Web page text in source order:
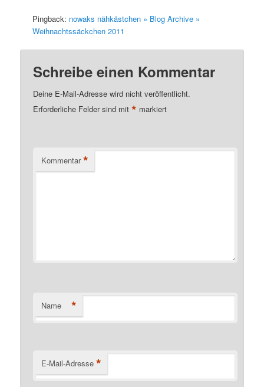
Pingback: nowaks nähkästchen » Blog Archive »
Weihnachtssäckchen 2011
Schreibe einen Kommentar
Deine E-Mail-Adresse wird nicht veröffentlicht.
Erforderliche Felder sind mit* markiert
Kommentar *
Name *
E-Mail-Adresse *